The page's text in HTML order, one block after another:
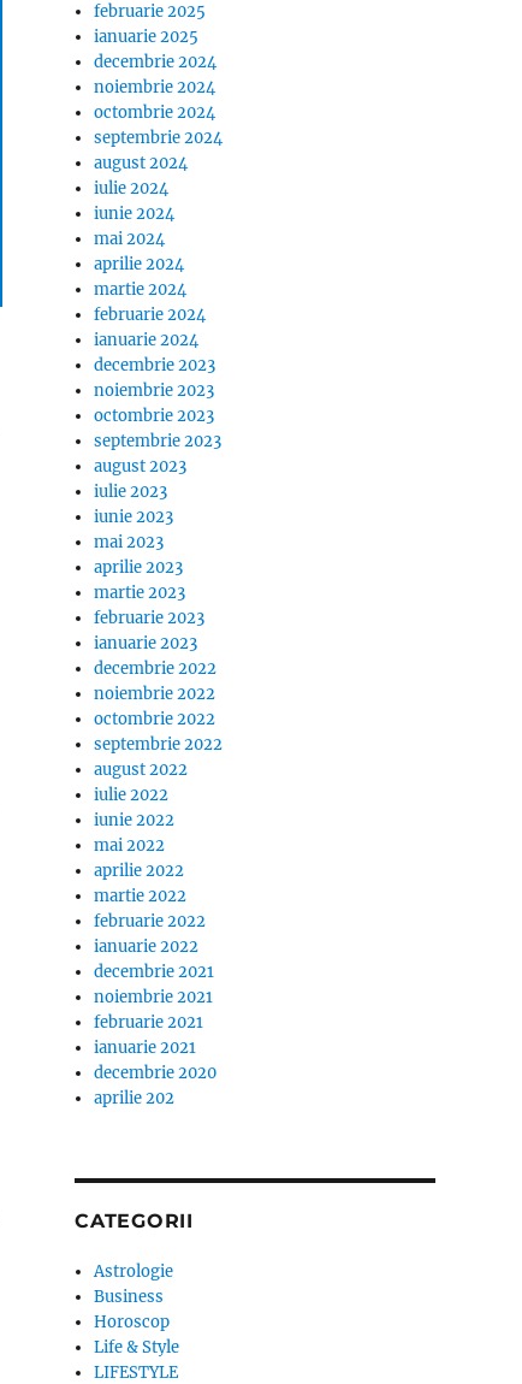
februarie 2025
ianuarie 2025
decembrie 2024
noiembrie 2024
octombrie 2024
septembrie 2024
august 2024
iulie 2024
iunie 2024
mai 2024
aprilie 2024
martie 2024
februarie 2024
ianuarie 2024
decembrie 2023
noiembrie 2023
octombrie 2023
septembrie 2023
august 2023
iulie 2023
iunie 2023
mai 2023
aprilie 2023
martie 2023
februarie 2023
ianuarie 2023
decembrie 2022
noiembrie 2022
octombrie 2022
septembrie 2022
august 2022
iulie 2022
iunie 2022
mai 2022
aprilie 2022
martie 2022
februarie 2022
ianuarie 2022
decembrie 2021
noiembrie 2021
februarie 2021
ianuarie 2021
decembrie 2020
aprilie 202
CATEGORII
Astrologie
Business
Horoscop
Life & Style
LIFESTYLE